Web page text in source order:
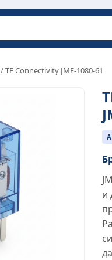
/ TE Connectivity JMF-1080-61
и